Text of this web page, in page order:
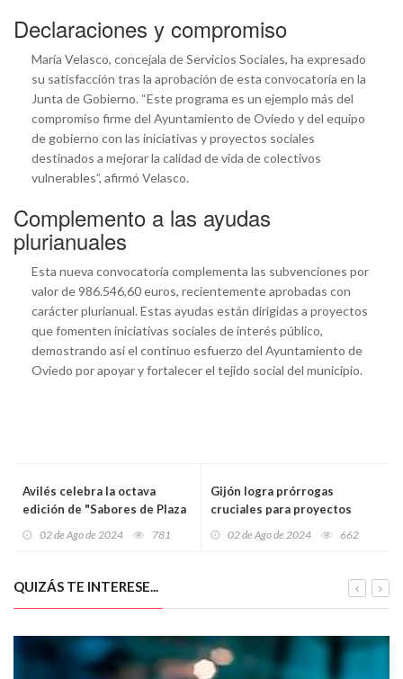
Declaraciones y compromiso
María Velasco, concejala de Servicios Sociales, ha expresado
su satisfacción tras la aprobación de esta convocatoria en la
Junta de Gobierno. “Este programa es un ejemplo más del
compromiso firme del Ayuntamiento de Oviedo y del equipo
de gobierno con las iniciativas y proyectos sociales
destinados a mejorar la calidad de vida de colectivos
vulnerables”, afirmó Velasco.
Complemento a las ayudas
plurianuales
Esta nueva convocatoria complementa las subvenciones por
valor de 986.546,60 euros, recientemente aprobadas con
carácter plurianual. Estas ayudas están dirigidas a proyectos
que fomenten iniciativas sociales de interés público,
demostrando así el continuo esfuerzo del Ayuntamiento de
Oviedo por apoyar y fortalecer el tejido social del municipio.
Avilés celebra la octava
edición de "Sabores de Plaza
combinación única de
02 de Ago de 2024 781
Gijón logra prórrogas
cruciales para proyectos
02 de Ago de 2024 662
QUIZÁS TE INTERESE...